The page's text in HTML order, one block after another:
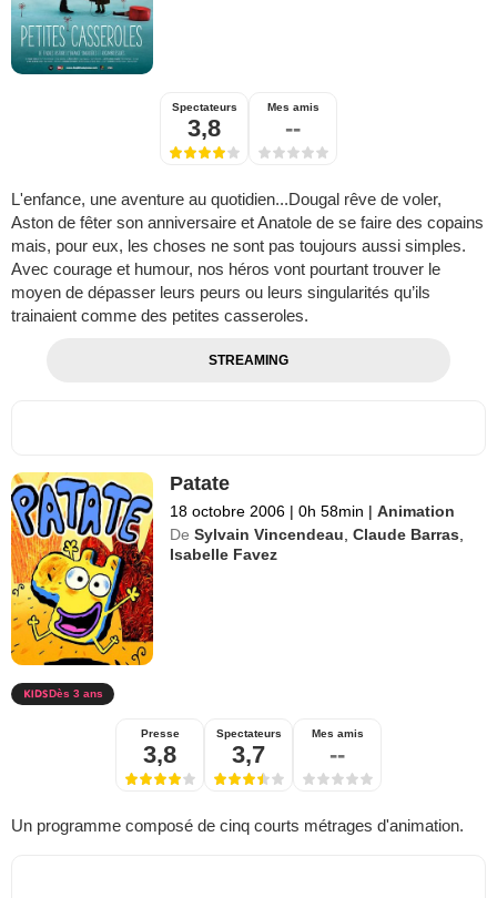
Spectateurs
3,8
Mes amis
--
L'enfance, une aventure au quotidien...Dougal rêve de voler,
Aston de fêter son anniversaire et Anatole de se faire des copains
mais, pour eux, les choses ne sont pas toujours aussi simples.
Avec courage et humour, nos héros vont pourtant trouver le
moyen de dépasser leurs peurs ou leurs singularités qu’ils
trainaient comme des petites casseroles.
STREAMING
Patate
18 octobre 2006 | 0h 58min | Animation
De Sylvain Vincendeau ,Claude Barras
Isabelle Favez
Dès 3 ans
Presse
3,8
Spectateurs
3,7
Mes amis
--
Un programme composé de cinq courts métrages d'animation.